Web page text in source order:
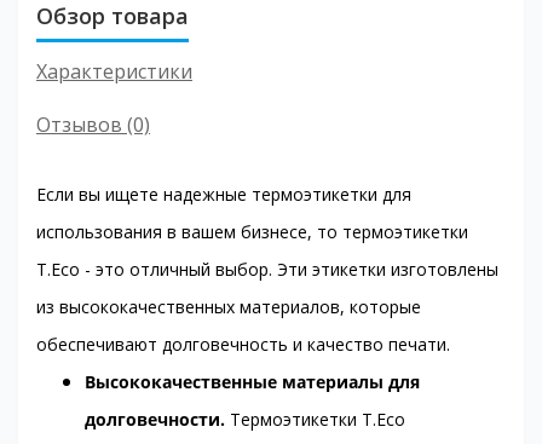
Обзор товара
Характеристики
Отзывов (0)
Если вы ищете надежные термоэтикетки для
использования в вашем бизнесе, то термоэтикетки
T.Eco - это отличный выбор. Эти этикетки изготовлены
из высококачественных материалов, которые
обеспечивают долговечность и качество печати.
Высококачественные материалы для
долговечности. Термоэтикетки T.Eco